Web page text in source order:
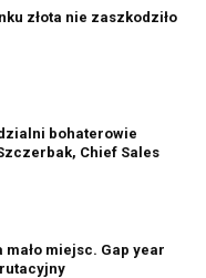
złota nie zaszkodziło
bohaterowie
Chief Sales
miejsc. Gap year